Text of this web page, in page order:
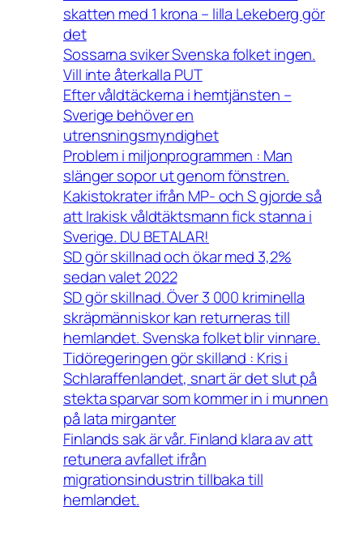
skatten med 1 krona – lilla Lekeberg gör
det
Sossarna sviker Svenska folket ingen.
Vill inte återkalla PUT
Efter våldtäckerna i hemtjänsten –
Sverige behöver en
utrensningsmyndighet
Problem i miljonprogrammen : Man
slänger sopor ut genom fönstren.
Kakistokrater ifrån MP- och S gjorde så
att Irakisk våldtäktsmann fick stanna i
Sverige. DU BETALAR!
SD gör skillnad och ökar med 3,2%
sedan valet 2022
SD gör skillnad. Över 3 000 kriminella
skräpmänniskor kan returneras till
hemlandet. Svenska folket blir vinnare.
Tidöregeringen gör skilland : Kris i
Schlaraffenlandet, snart är det slut på
stekta sparvar som kommer in i munnen
på lata mirganter
Finlands sak är vår. Finland klara av att
retunera avfallet ifrån
migrationsindustrin tillbaka till
hemlandet.